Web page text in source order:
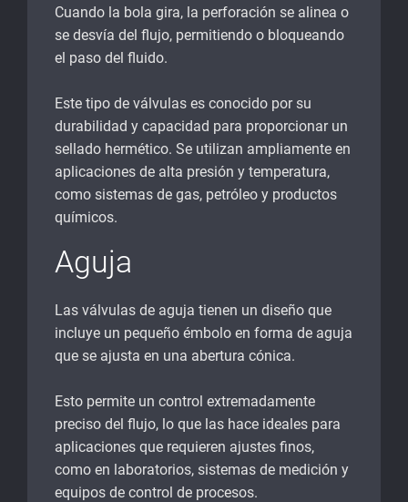
Cuando la bola gira, la perforación se alinea o
se desvía del flujo, permitiendo o bloqueando
el paso del fluido.
Este tipo de válvulas es conocido por su
durabilidad y capacidad para proporcionar un
sellado hermético. Se utilizan ampliamente en
aplicaciones de alta presión y temperatura,
como sistemas de gas, petróleo y productos
químicos.
Aguja
Las válvulas de aguja tienen un diseño que
incluye un pequeño émbolo en forma de aguja
que se ajusta en una abertura cónica.
Esto permite un control extremadamente
preciso del flujo, lo que las hace ideales para
aplicaciones que requieren ajustes finos,
como en laboratorios, sistemas de medición y
equipos de control de procesos.